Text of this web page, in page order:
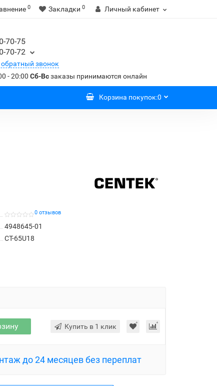
0 Закладки 0 Личный кабинет
70-75
70-72
звонок
- 20:00 Сб-Всзаказы принимаются онлайн
Корзина покупок:0
0 отзывов
4948645-01
CT-65U18
Купить в 1 клик
до 24 месяцев без переплат